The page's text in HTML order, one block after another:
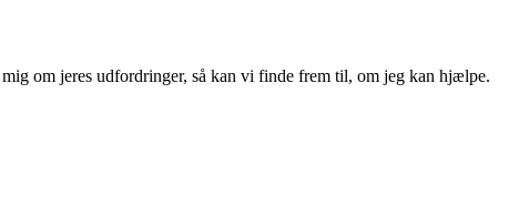
om jeres udfordringer, så kan vi finde frem til, om jeg kan hjælpe.